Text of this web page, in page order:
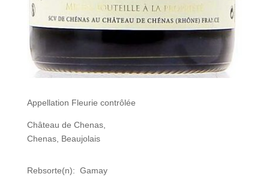
Appellation Fleurie contrôlée
Château de Chenas,
Chenas, Beaujolais
Rebsorte(n): Gamay